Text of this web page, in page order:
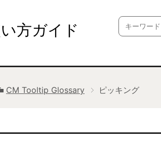
方ガイド
Search
for:
CM Tooltip Glossary ピッキング